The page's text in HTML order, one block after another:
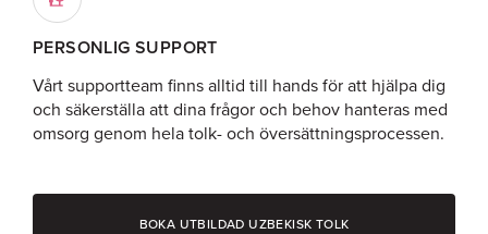
PERSONLIG SUPPORT
Vårt supportteam finns alltid till hands för att hjälpa dig
och säkerställa att dina frågor och behov hanteras med
omsorg genom hela tolk- och översättningsprocessen.
BOKA UTBILDAD UZBEKISK TOLK